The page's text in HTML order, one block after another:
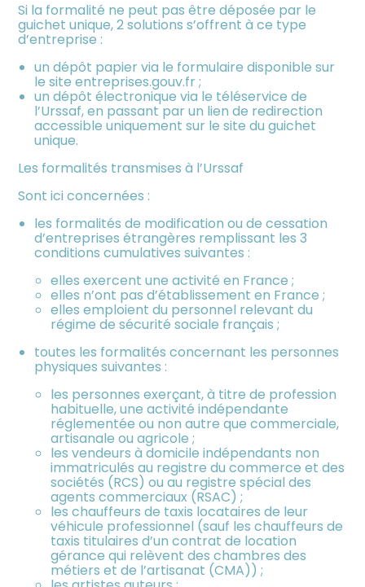
Si la formalité ne peut pas être déposée par le
guichet unique, 2 solutions s’offrent à ce type
d’entreprise :
un dépôt papier via le formulaire disponible sur
le site entreprises.gouv.fr ;
un dépôt électronique via le téléservice de
l’Urssaf, en passant par un lien de redirection
accessible uniquement sur le site du guichet
unique.
Les formalités transmises à l’Urssaf
Sont ici concernées :
les formalités de modification ou de cessation
d’entreprises étrangères remplissant les 3
conditions cumulatives suivantes :
elles exercent une activité en France ;
elles n’ont pas d’établissement en France ;
elles emploient du personnel relevant du
régime de sécurité sociale français ;
toutes les formalités concernant les personnes
physiques suivantes :
les personnes exerçant, à titre de profession
habituelle, une activité indépendante
réglementée ou non autre que commerciale,
artisanale ou agricole ;
les vendeurs à domicile indépendants non
immatriculés au registre du commerce et des
sociétés (RCS) ou au registre spécial des
agents commerciaux (RSAC) ;
les chauffeurs de taxis locataires de leur
véhicule professionnel (sauf les chauffeurs de
taxis titulaires d’un contrat de location
gérance qui relèvent des chambres des
métiers et de l’artisanat (CMA)) ;